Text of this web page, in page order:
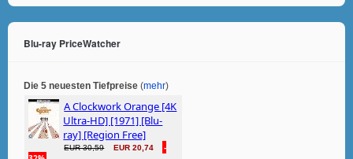
Blu-ray PriceWatcher
Die 5 neuesten Tiefpreise (mehr)